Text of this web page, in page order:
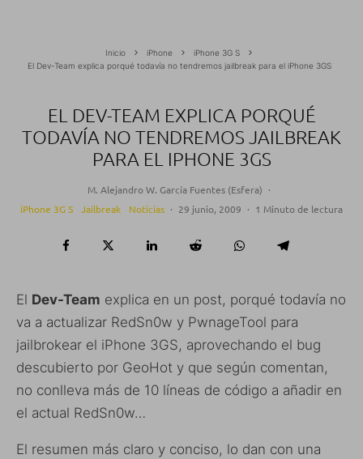
Inicio iPhone
iPhone 3G S
El Dev-Team explica porqué todavía no tendremos jailbreak para el iPhone 3GS
EL DEV-TEAM EXPLICA PORQUÉ
TODAVÍA NO TENDREMOS JAILBREAK
PARA EL IPHONE 3GS
M. Alejandro W. García Fuentes (Esfera) ·
iPhone 3G S
Jailbreak Noticias · 29 junio, 2009 · 1 Minuto de lectura
El Dev-Team explica en un post, porqué todavía no
va a actualizar RedSn0w y PwnageTool para
jailbrokear el iPhone 3GS, aprovechando el bug
descubierto por GeoHot y que según comentan,
no conlleva más de 10 líneas de código a añadir en
el actual RedSn0w…
El resumen más claro y conciso, lo dan con una